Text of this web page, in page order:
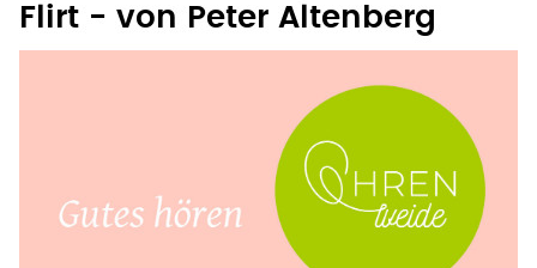
Flirt - von Peter Altenberg